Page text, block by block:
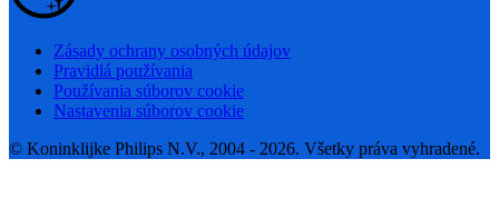
Zásady ochrany osobných údajov
Pravidlá používania
Používania súborov cookie
Nastavenia súborov cookie
© Koninklijke Philips N.V., 2004 - 2026. Všetky práva vyhradené.